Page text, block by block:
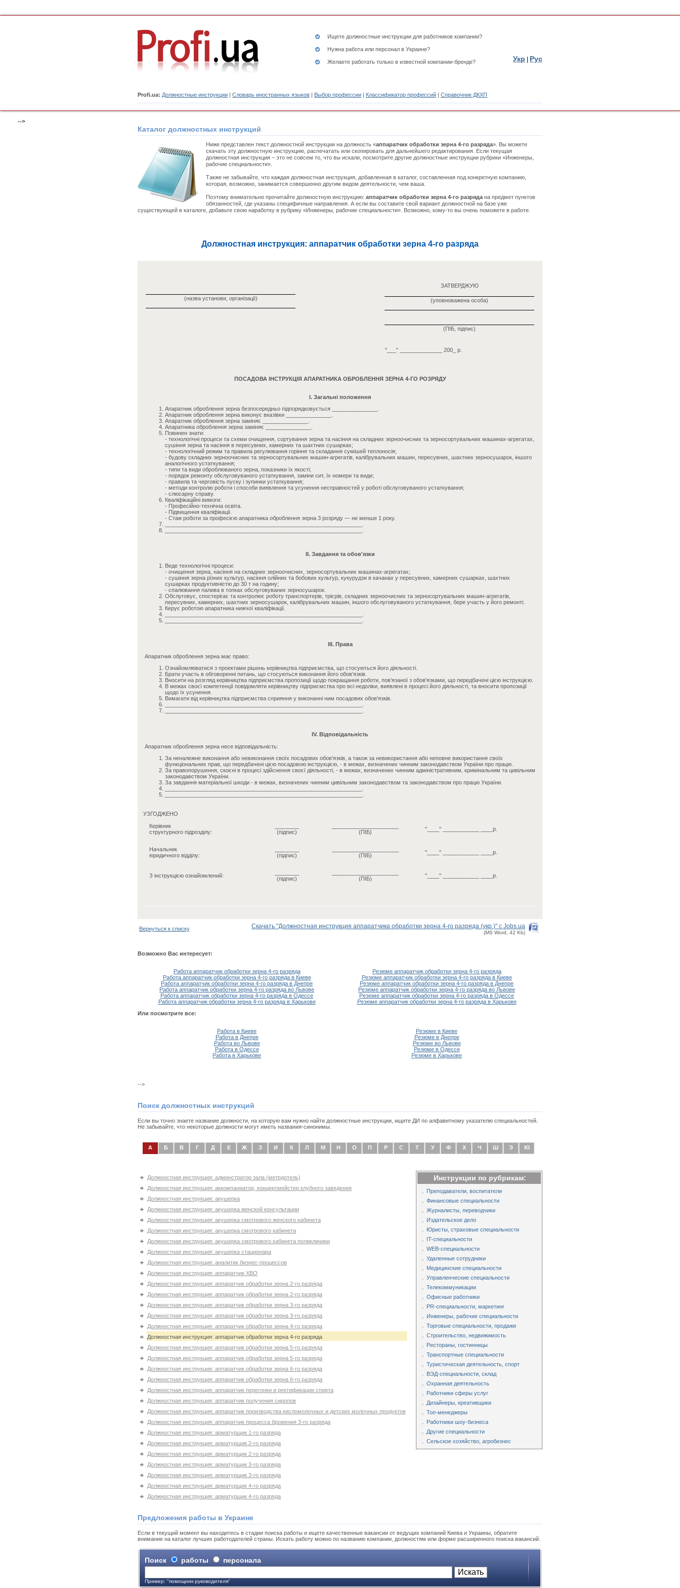
Ищете должностные инструкции для работников компании?
Нужна работа или персонал в Украине?
Желаете работать только в известной компании-бренде?
Profi.ua: Должностные инструкции | Словарь иностранных языков | Выбор профессии | Классификатор профессий | Справочник ДКХП
Укр Рус
-->
Каталог должностных инструкций
Ниже представлен текст должностной инструкции на должность «аппаратчик обработки зерна 4-го разряда». Вы можете
скачать эту должностную инструкцию, распечатать или скопировать для дальнейшего редактирования. Если текущая
должностная инструкция – это не совсем то, что вы искали, посмотрите другие должностные инструкции рубрики «Инженеры,
рабочие специальности».
Также не забывайте, что каждая должностная инструкция, добавленная в каталог, составленная под конкретную компанию,
которая, возможно, занимается совершенно другим видом деятельности, чем ваша.
Поэтому внимательно прочитайте должностную инструкцию: аппаратчик обработки зерна 4-го разряда на предмет пунктов
обязанностей, где указаны специфичные направления. А если вы составите свой вариант должностной на базе уже
существующей в каталоге, добавьте свою наработку в рубрику «Инженеры, рабочие специальности». Возможно, кому-то вы очень поможете в работе.
Должностная инструкция: аппаратчик обработки зерна 4-го разряда
(назва установи, організації)
ЗАТВЕРДЖУЮ
(уповноважена особа)
(ПІБ, підпис)
"___" ______________ 200_ р.
ПОСАДОВА ІНСТРУКЦІЯ АПАРАТНИКА ОБРОБЛЕННЯ ЗЕРНА 4-ГО РОЗРЯДУ
I. Загальні положення
Апаратник оброблення зерна безпосередньо підпорядковується _______________.
Апаратник оброблення зерна виконує вказівки _______________.
Апаратник оброблення зерна заміняє _______________.
Апаратника оброблення зерна заміняє _______________.
Повинен знати:
- технологічні процеси та схеми очищення, сортування зерна та насіння на складних зерноочисних та зерносортувальних машинах-агрегатах,
сушіння зерна та насіння в пересувних, камерних та шахтних сушарках;
- технологічний режим та правила регулювання горіння та складання сумішей теплоносія;
- будову складних зерноочисних та зерносортувальних машин-агрегатів, калібрувальних машин, пересувних, шахтних зерносушарок, іншого
аналогічного устаткування;
- типи та види оброблюваного зерна, показники їх якості;
- порядок ремонту обслуговуваного устаткування, заміни сит, їх номери та види;
- правила та черговість пуску і зупинки устаткування;
- методи контролю роботи і способи виявлення та усунення несправностей у роботі обслуговуваного устаткування;
- слюсарну справу.
Кваліфікаційні вимоги:
- Професійно-технічна освіта.
- Підвищення кваліфікації.
- Стаж роботи за професією апаратника оброблення зерна 3 розряду — не менше 1 року.
II. Завдання та обов'язки
Веде технологічні процеси:
- очищення зерна, насіння на складних зерноочисних, зерносортувальних машинах-агрегатах;
- сушіння зерна різних культур, насіння олійних та бобових культур, кукурудзи в качанах у пересувних, камерних сушарках, шахтних
сушарках продуктивністю до 30 т на годину;
- спалювання палива в топках обслуговуваних зерносушарок.
Обслуговує, спостерігає та контролює роботу транспортерів, трієрів, складних зерноочисних та зерносортувальних машин-агрегатів,
пересувних, камерних, шахтних зерносушарок, калібрувальних машин, іншого обслуговуваного устаткування, бере участь у його ремонті.
Керує роботою апаратника нижчої кваліфікації.
III. Права
Апаратник оброблення зерна має право:
Ознайомлюватися з проектами рішень керівництва підприємства, що стосуються його діяльності.
Брати участь в обговоренні питань, що стосуються виконання його обов'язків.
Вносити на розгляд керівництва підприємства пропозиції щодо покращання роботи, пов'язаної з обов'язками, що передбачені цією інструкцією.
В межах своєї компетенції повідомляти керівництву підприємства про всі недоліки, виявлені в процесі його діяльності, та вносити пропозиції
щодо їх усунення.
Вимагати від керівництва підприємства сприяння у виконанні ним посадових обов'язків.
IV. Відповідальність
Апаратник оброблення зерна несе відповідальність:
За неналежне виконання або невиконання своїх посадових обов'язків, а також за невикористання або неповне використання своїх
функціональних прав, що передбачені цією посадовою інструкцією, - в межах, визначених чинним законодавством України про працю.
За правопорушення, скоєні в процесі здійснення своєї діяльності, - в межах, визначених чинним адміністративним, кримінальним та цивільним
законодавством України.
За завдання матеріальної шкоди - в межах, визначених чинним цивільним законодавством та законодавством про працю України.
УЗГОДЖЕНО
Керівник
структурного підрозділу:
(підпис)
(ПІБ)
"____" ____________ ____р.
Начальник
юридичного відділу:
(підпис)
(ПІБ)
"____" ____________ ____р.
З інструкцією ознайомлений:
(підпис)
(ПІБ)
"____" ____________ ____р.
Вернуться к списку Скачать "Должностная инструкция аппаратчика обработки зерна 4-го разряда (укр.)" с Jobs.ua
(MS Word, 42 Kb)
Возможно Вас интересует:
Работа аппаратчик обработки зерна 4-го разряда
Резюме аппаратчик обработки зерна 4-го разряда
Работа аппаратчик обработки зерна 4-го разряда в Киеве
Резюме аппаратчик обработки зерна 4-го разряда в Киеве
Работа аппаратчик обработки зерна 4-го разряда в Днепре
Резюме аппаратчик обработки зерна 4-го разряда в Днепре
Работа аппаратчик обработки зерна 4-го разряда во Львове
Резюме аппаратчик обработки зерна 4-го разряда во Львове
Работа аппаратчик обработки зерна 4-го разряда в Одессе
Резюме аппаратчик обработки зерна 4-го разряда в Одессе
Работа аппаратчик обработки зерна 4-го разряда в Харькове
Резюме аппаратчик обработки зерна 4-го разряда в Харькове
Или посмотрите все:
Работа в Киеве
Резюме в Киеве
Работа в Днепре
Резюме в Днепре
Работа во Львове
Резюме во Львове
Работа в Одессе
Резюме в Одессе
Работа в Харькове
Резюме в Харькове
-->
Поиск должностных инструкций
Если вы точно знаете название должности, на которую вам нужно найти должностные инструкции, ищите ДИ по алфавитному указателю специальностей.
Не забывайте, что некоторые должности могут иметь названия-синонимы.
А Б В Г Д Е Ж З И К Л М Н О П Р С Т У Ф Х Ч Ш Э Ю
Должностная инструкция: админстратор зала (метрдотель)
Должностная инструкция: аккомпаниатор, концертмейстер клубного заведения
Должностная инструкция: акушерка
Должностная инструкция: акушерка женской консультации
Должностная инструкция: акушерка смотрового женского кабинета
Должностная инструкция: акушерка смотрового кабинета
Должностная инструкция: акушерка смотрового кабинета поликлиники
Должностная инструкция: акушерка стационара
Должностная инструкция: аналитик бизнес-процессов
Должностная инструкция: аппаратчик XBО
Должностная инструкция: аппаратчик обработки зерна 2-го разряда
Должностная инструкция: аппаратчик обработки зерна 2-го разряда
Должностная инструкция: аппаратчик обработки зерна 3-го разряда
Должностная инструкция: аппаратчик обработки зерна 3-го разряда
Должностная инструкция: аппаратчик обработки зерна 4-го разряда
Должностная инструкция: аппаратчик обработки зерна 4-го разряда
Должностная инструкция: аппаратчик обработки зерна 5-го разряда
Должностная инструкция: аппаратчик обработки зерна 5-го разряда
Должностная инструкция: аппаратчик обработки зерна 6-го разряда
Должностная инструкция: аппаратчик обработки зерна 6-го разряда
Должностная инструкция: аппаратчик перегонки и ректификации спирта
Должностная инструкция: аппаратчик получения сиропов
Должностная инструкция: аппаратчик производства кисломолочных и детских молочных продуктов
Должностная инструкция: аппаратчик процесса брожения 3-го разряда
Должностная инструкция: арматурщик 1-го разряда
Должностная инструкция: арматурщик 2-го разряда
Должностная инструкция: арматурщик 2-го разряда
Должностная инструкция: арматурщик 3-го разряда
Должностная инструкция: арматурщик 3-го разряда
Должностная инструкция: арматурщик 4-го разряда
Должностная инструкция: арматурщик 4-го разряда
Инструкции по рубрикам:
Преподаватели, воспитатели
Финансовые специальности
Журналисты, переводчики
Издательское дело
Юристы, страховые специальности
IT-специальности
WEB-специальности
Удаленные сотрудники
Медицинские специальности
Управленческие специальности
Телекоммуникации
Офисные работники
PR-специальности, маркетинг
Инженеры, рабочие специальности
Торговые специальности, продажи
Строительство, недвижимость
Рестораны, гостинницы
Транспортные специальности
Туристическая деятельность, спорт
ВЭД-специальности, склад
Охранная деятельность
Работники сферы услуг
Дизайнеры, креативщики
Топ-менеджеры
Работники шоу-бизнеса
Другие специальности
Сельское хозяйство, агробизнес
Предложения работы в Украине
Если в текущий момент вы находитесь в стадии поиска работы и ищете качественные вакансии от ведущих компаний Киева и Украины, обратите
внимание на каталог лучших работодателей страны. Искать работу можно по названию компании, должностям или форме расширенного поиска вакансий.
Поиск работы персонала
Пример: "помощник руководителя"